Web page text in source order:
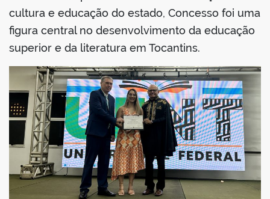
cultura e educação do estado, Concesso foi uma
figura central no desenvolvimento da educação
superior e da literatura em Tocantins.